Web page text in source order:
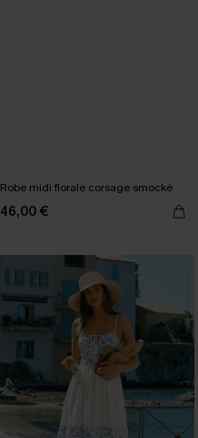
Robe midi florale corsage smocké
46,00 €